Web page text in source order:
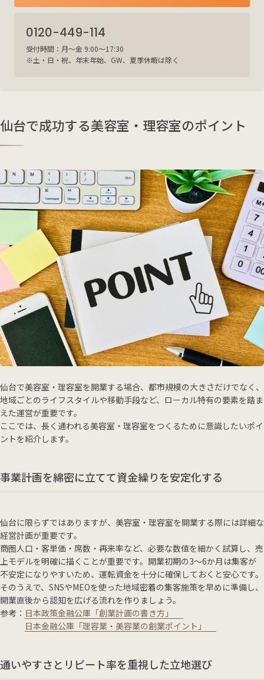
0120-449-114
受付時間：月～金 9:00～17:30
※土・日・祝、年末年始、GW、夏季休暇は除く
仙台で成功する美容室・理容室のポイント
仙台で美容室・理容室を開業する場合、都市規模の大きさだけでなく、
地域ごとのライフスタイルや移動手段など、ローカル特有の要素を踏ま
えた運営が重要です。
ここでは、長く通われる美容室・理容室をつくるために意識したいポイ
ントを紹介します。
事業計画を綿密に立てて資金繰りを安定化する
仙台に限らずではありますが、美容室・理容室を開業する際には詳細な
経営計画が重要です。
商圏人口・客単価・席数・再来率など、必要な数値を細かく試算し、売
上モデルを明確に描くことが重要です。開業初期の3〜6か月は集客が
不安定になりやすいため、運転資金を十分に確保しておくと安心です。
そのうえで、SNSやMEOを使った地域密着の集客施策を早めに準備し、
開業直後から認知を広げる流れを作りましょう。
参考： 日本政策金融公庫「創業計画の書き方」
日本金融公庫「理容業・美容業の創業ポイント」
通いやすさとリピート率を重視した立地選び